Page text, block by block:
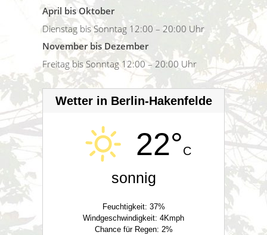
April bis Oktober
Dienstag bis Sonntag 12:00 – 20:00 Uhr
November bis Dezember
Freitag bis Sonntag 12:00 – 20:00 Uhr
Wetter in Berlin-Hakenfelde
22°C
sonnig
Feuchtigkeit: 37%
Windgeschwindigkeit: 4Kmph
Chance für Regen: 2%